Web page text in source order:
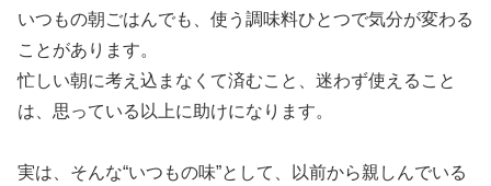
いつもの朝ごはんでも、使う調味料ひとつで気分が変わる
ことがあります。
忙しい朝に考え込まなくて済むこと、迷わず使えること
は、思っている以上に助けになります。
実は、そんな“いつもの味”として、以前から親しんでいる